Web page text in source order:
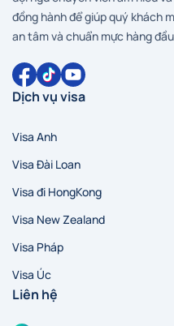
đồng hành để giúp quý khách
an tâm và chuẩn mực hàng
Dịch vụ visa
Visa Anh
Visa Đài Loan
Visa đi HongKong
Visa New Zealand
Visa Pháp
Visa Úc
Liên hệ